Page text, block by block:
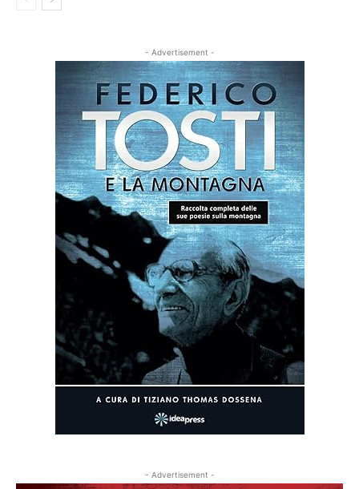
- Advertisement -
- Advertisement -